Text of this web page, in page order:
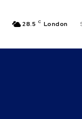
28.5 C London